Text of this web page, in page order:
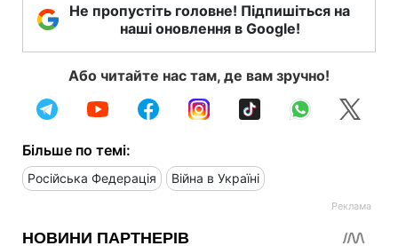
Не пропустіть головне! Підпишіться на
наші оновлення в Google!
Або читайте нас там, де вам зручно!
Більше по темі:
Російська Федерація Війна в Україні